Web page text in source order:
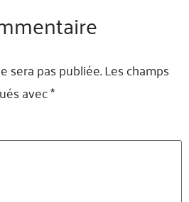
sera pas publiée.Les champs
avec*